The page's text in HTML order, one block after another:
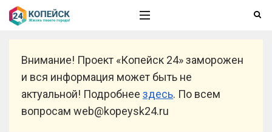
Внимание! Проект «Копейск 24» заморожен
и вся информация может быть не
актуальной! Подробнее здесь. По всем
вопросам web@kopeysk24.ru